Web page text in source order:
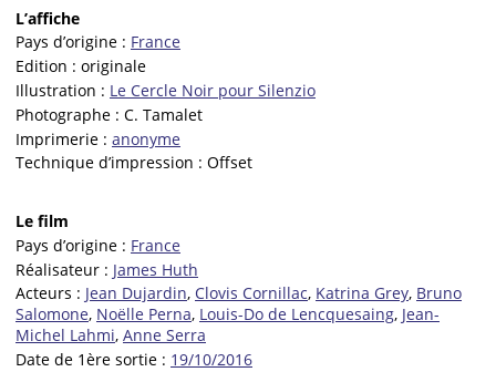
L’affiche
Pays d’origine : France
Edition : originale
Illustration : Le Cercle Noir pour Silenzio
Photographe : C. Tamalet
Imprimerie : anonyme
Technique d’impression : Offset
Le film
Pays d’origine : France
Réalisateur : James Huth
Acteurs : Jean Dujardin, Clovis Cornillac, Katrina Grey, Bruno
Salomone, Noëlle Perna, Louis-Do de Lencquesaing, Jean-
Michel Lahmi, Anne Serra
Date de 1ère sortie : 19/10/2016